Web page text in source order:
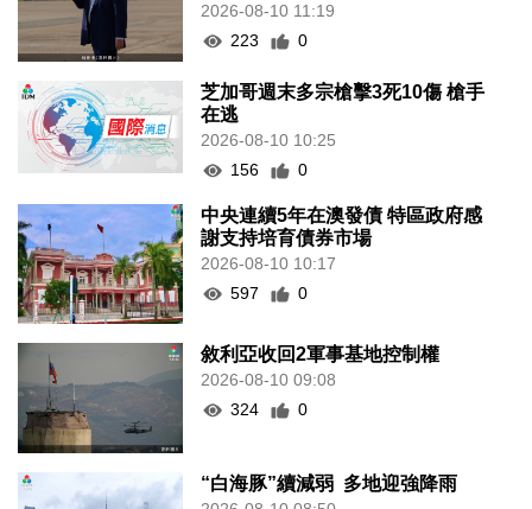
2026-08-10 11:19
223
0
芝加哥週末多宗槍擊3死10傷 槍手
在逃
2026-08-10 10:25
156
0
中央連續5年在澳發債 特區政府感
謝支持培育債券市場
2026-08-10 10:17
597
0
敘利亞收回2軍事基地控制權
2026-08-10 09:08
324
0
“白海豚”續減弱 多地迎強降雨